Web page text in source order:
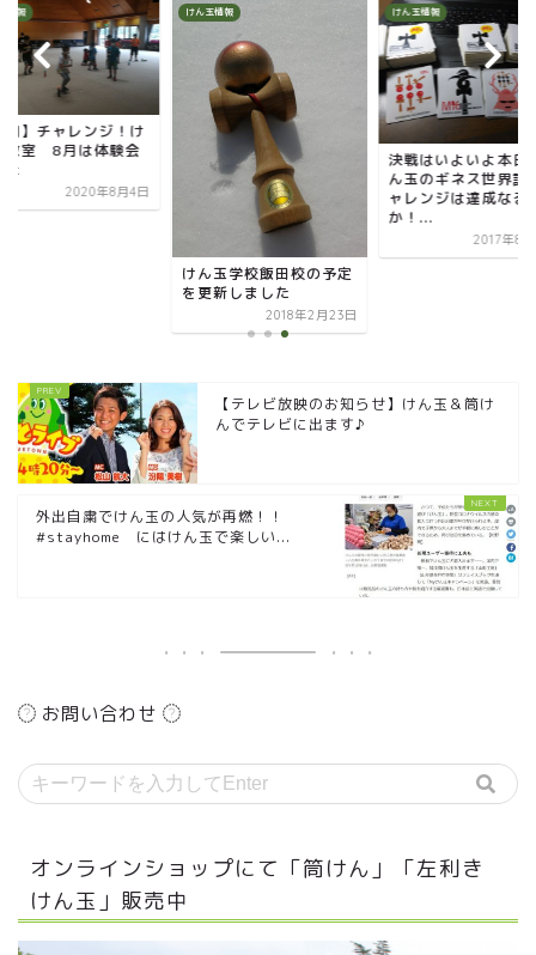
情報
開】チャレンジ！け
教室 8月は体験会
た
2020年8月4日
けん玉情報
けん玉学校飯田校の予定
を更新しました
2018年2月23日
けん玉情報
決戦はいよいよ本日
ん玉のギネス世界記
ャレンジは達成なる
か！...
2017年8
【テレビ放映のお知らせ】けん玉＆筒け
んでテレビに出ます♪
外出自粛でけん玉の人気が再燃！！
#stayhome にはけん玉で楽しい...
お問い合わせ
オンラインショップにて「筒けん」「左利き
けん玉」販売中